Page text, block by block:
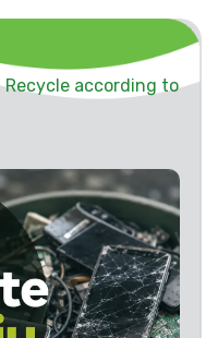
according to